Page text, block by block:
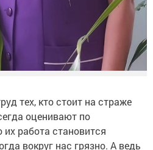
тех, кто стоит на страже
оценивают по
работа становится
вокруг нас грязно. А ведь